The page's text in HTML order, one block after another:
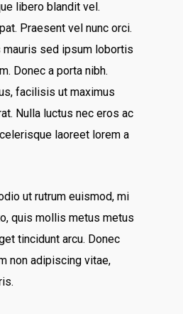
libero blandit vel.
Praesent vel nunc orci.
sed ipsum lobortis
Donec a porta nibh.
facilisis ut maximus
Nulla luctus nec eros ac
laoreet lorem a
ut rutrum euismod, mi
quis mollis metus metus
tincidunt arcu. Donec
non adipiscing vitae,